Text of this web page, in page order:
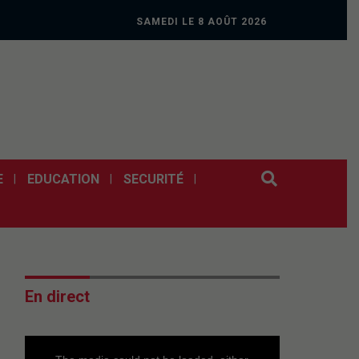
SAMEDI LE 8 AOÛT 2026
EDUCATION SECURITÉ
En direct